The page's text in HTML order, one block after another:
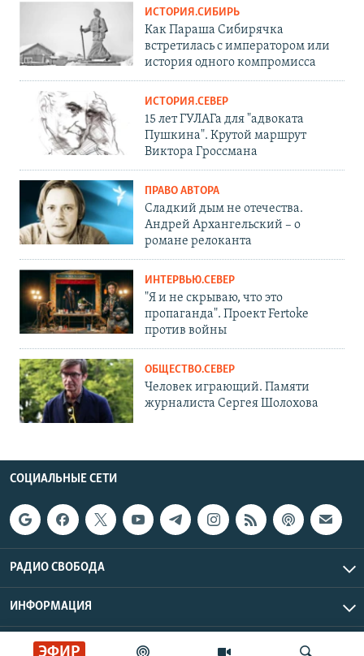
ЭФИР
ИСТОРИЯ.СИБИРЬ
Как Параша Сибирячка
встретилась с императором или
история одного компромисса
ИСТОРИЯ.СЕВЕР
15 лет ГУЛАГа для "адвоката
Пушкина". Крутой маршрут
Виктора Гроссмана
ПРАВО АВТОРА
Сладкий дым не отечества.
Андрей Архангельский – о
романе релоканта
ИНТЕРВЬЮ.СЕВЕР
"Я и не скрываю, что это
пропаганда". Проект Fertoke
против войны
ОБЩЕСТВО.СЕВЕР
Человек играющий. Памяти
журналиста Сергея Шолохова
СОЦИАЛЬНЫЕ СЕТИ
РАДИО СВОБОДА
ИНФОРМАЦИЯ
Радио Свобода © 2026 RFE/RL, Inc. | Все права защищены.